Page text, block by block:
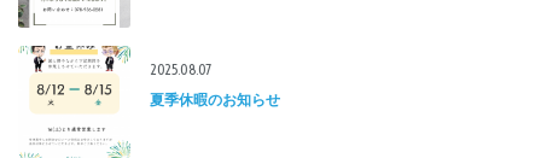
2025.08.07
夏季休暇のお知らせ